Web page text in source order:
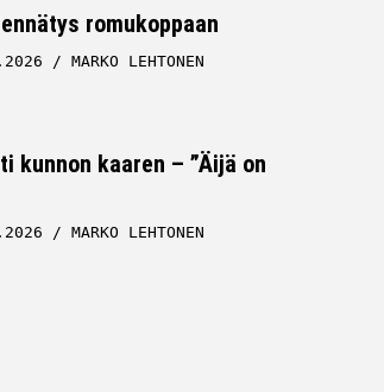
romukoppaan
MARKO LEHTONEN
kunnon kaaren – ”Äijä on
MARKO LEHTONEN